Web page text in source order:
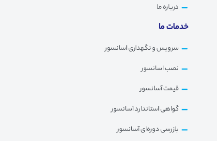
درباره ما
خدمات ما
سرویس و نگهداری اسانسور
نصب اسانسور
قیمت آسانسور
گواهی استاندارد آسانسور
بازرسی دوره‌ای آسانسور